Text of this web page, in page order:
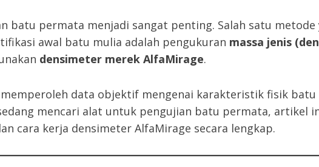
batu permata menjadi sangat penting. Salah satu metode
awal batu mulia adalah pengukuran massa jenis
densimeter merek AlfaMirage.
data objektif mengenai karakteristik fisik batu
mencari alat untuk pengujian batu permata, artikel
cara kerja densimeter AlfaMirage secara lengkap.